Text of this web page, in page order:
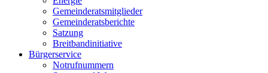
Gemeinderatsmitglieder
Gemeinderatsberichte
Satzung
Breitbandinitiative
Bürgerservice
Notrufnummern